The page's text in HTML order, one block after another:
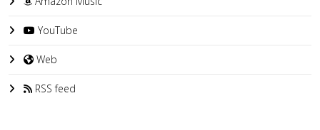
YouTube
Web
RSS feed